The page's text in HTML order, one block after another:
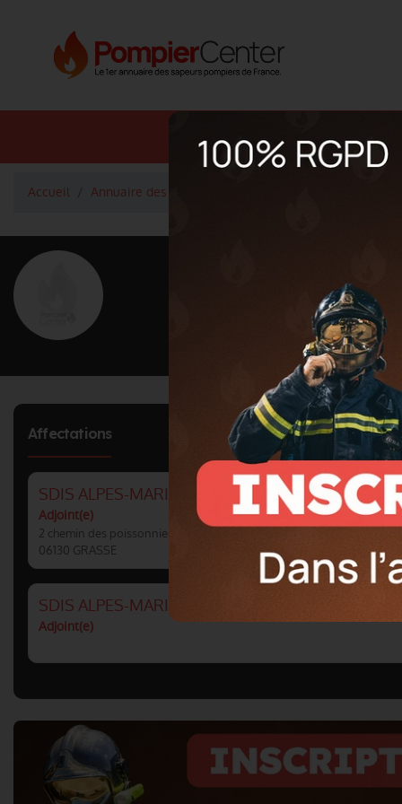
Annuaire SDIS Annuaire
Accueil Annuaire des pompiers
Affectations
SDIS ALPES-MARITIMES : CSP GRASSE
Adjoint(e)
2 chemin des poissonniers
06130 GRASSE
SDIS ALPES-MARITIMES : COMPAGNIE GRASSE
Adjoint(e)